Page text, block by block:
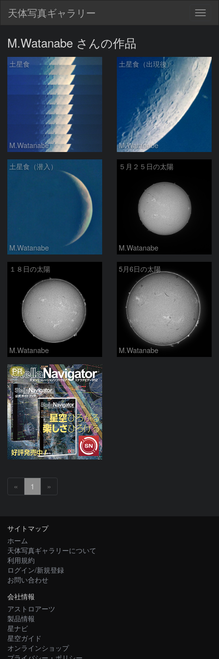
天体写真ギャラリー
M.Watanabe さんの作品
土星食
M.Watanabe
土星食（出現後）
M.Watanabe
土星食（潜入）
M.Watanabe
５月２５日の太陽
M.Watanabe
１８日の太陽
M.Watanabe
5月6日の太陽
M.Watanabe
PR
« 1 »
サイトマップ
ホーム
天体写真ギャラリーについて
利用規約
ログイン/新規登録
お問い合わせ
会社情報
アストロアーツ
製品情報
星ナビ
星空ガイド
オンラインショップ